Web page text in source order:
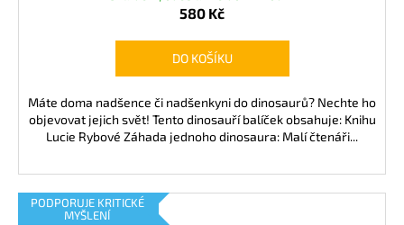
580 Kč
DO KOŠÍKU
Máte doma nadšence či nadšenkyni do dinosaurů? Nechte ho
objevovat jejich svět! Tento dinosauří balíček obsahuje: Knihu
Lucie Rybové Záhada jednoho dinosaura: Malí čtenáři...
PODPORUJE KRITICKÉ
MYŠLENÍ